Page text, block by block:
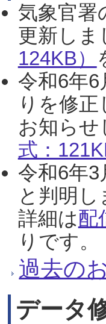
気象官署
更新しま
124KB）
令和6年
りを修
お知らせ
式：
令和6年
と判明
詳細は配
りです。
過去の
データ